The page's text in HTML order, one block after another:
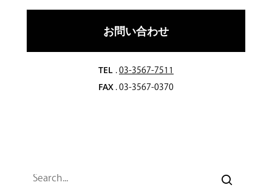
お問い合わせ
TEL . 03-3567-7511
FAX . 03-3567-0370